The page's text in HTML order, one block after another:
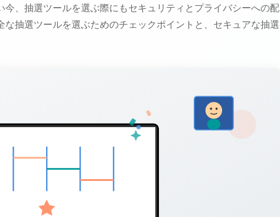
、抽選ツールを選ぶ際にもセキュリティとプライバシーへの配
抽選ツールを選ぶためのチェックポイントと、セキュアな抽選